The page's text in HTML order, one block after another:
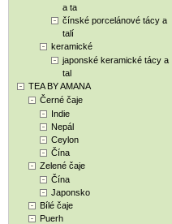
a ta
čínské porcelánové tácy a
talí
keramické
japonské keramické tácy a
tal
TEA BY AMANA
Černé čaje
Indie
Nepál
Ceylon
Čína
Zelené čaje
Čína
Japonsko
Bílé čaje
Puerh